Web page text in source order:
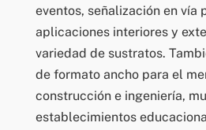
eventos, señalización en vía
aplicaciones interiores y
variedad de sustratos.
de formato ancho para el
construcción e ingeniería,
establecimientos